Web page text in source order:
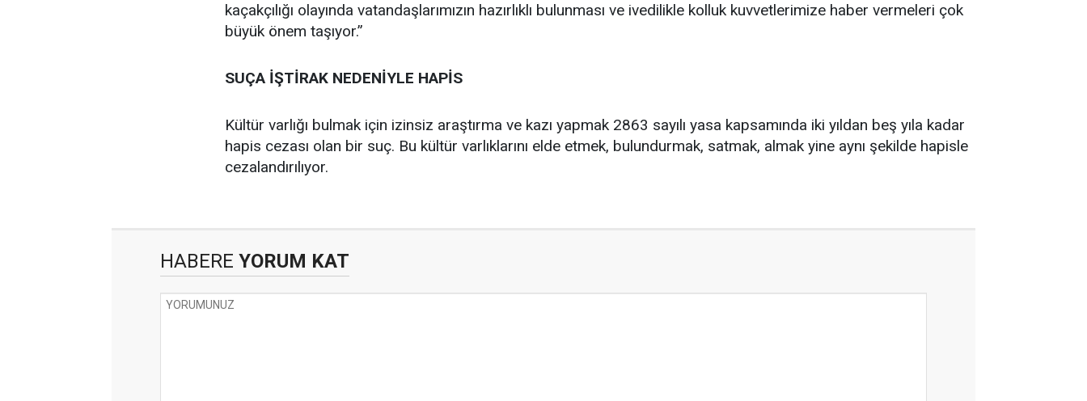
kaçakçılığı olayında vatandaşlarımızın hazırlıklı bulunması ve ivedilikle kolluk kuvvetlerimize haber vermeleri çok
büyük önem taşıyor.”
SUÇA İŞTİRAK NEDENİYLE HAPİS
Kültür varlığı bulmak için izinsiz araştırma ve kazı yapmak 2863 sayılı yasa kapsamında iki yıldan beş yıla kadar
hapis cezası olan bir suç. Bu kültür varlıklarını elde etmek, bulundurmak, satmak, almak yine aynı şekilde hapisle
cezalandırılıyor.
HABERE YORUM KAT